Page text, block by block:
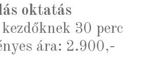
oktatás
kezdőknek 30 perc
ára: 2.900,-